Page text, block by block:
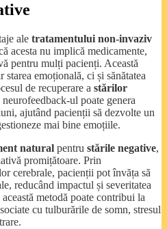
ale tratamentului non-invaziv
acesta nu implică medicamente,
pentru mulți pacienți. Această
emoțională, ci și sănătatea
de recuperare a stărilor
ul poate genera
ajutând pacienții să dezvolte un
mai bine emoțiile.
natural pentru stările negative,
promițătoare. Prin
cerebrale, pacienții pot învăța să
reducând impactul și severitatea
metodă poate contribui la
cu tulburările de somn, stresul